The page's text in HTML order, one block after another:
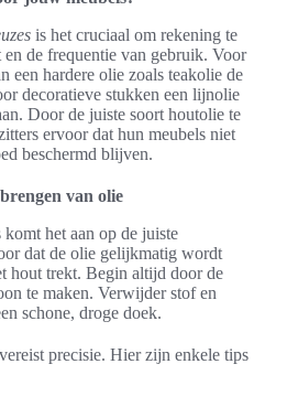
is het cruciaal om rekening te
de frequentie van gebruik. Voor
een hardere olie zoals teakolie de
decoratieve stukken een lijnolie
Door de juiste soort houtolie te
ervoor dat hun meubels niet
beschermd blijven.
van olie
het aan op de juiste
dat de olie gelijkmatig wordt
hout trekt. Begin altijd door de
te maken. Verwijder stof en
schone, droge doek.
precisie. Hier zijn enkele tips